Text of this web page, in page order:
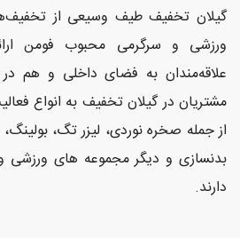
تفریحی
رستوران
و کافی
شاپ
گیلان تخفیف طیف وسیعی از
ورزشی و سرگرمی محبوب فومن
علاقه‌مندان به فضای داخلی و هم
مشتریان در گیلان تخفیف به انواع
از جمله صخره نوردی، لیزر تگ،
بدنسازی و دیگر مجموعه های
دارند.